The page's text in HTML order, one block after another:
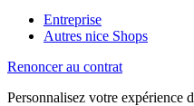
Entreprise
Autres nice Shops
Renoncer au contrat
Personnalisez votre expérience